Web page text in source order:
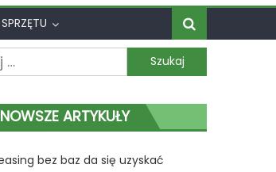
ARTYKUŁY
bez baz da się uzyskać